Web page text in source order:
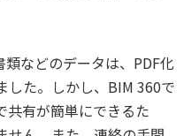
などのデータは、PDF化
した。しかし、BIM 360で
共有が簡単にできるた